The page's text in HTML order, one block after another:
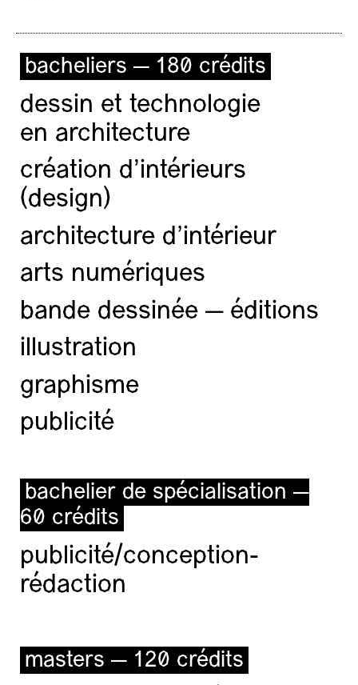
bacheliers — 180 crédits
dessin et technologie
en architecture
création d'intérieurs
(design)
architecture d’intérieur
arts numériques
bande dessinée — éditions
illustration
graphisme
publicité
bachelier de spécialisation —
60 crédits
publicité/conception-
rédaction
masters — 120 crédits